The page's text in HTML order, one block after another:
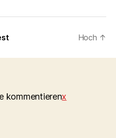
Hoch ↑
kommentierenx